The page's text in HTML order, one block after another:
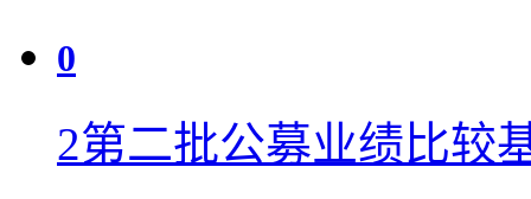
0
2第二批公募业绩比较